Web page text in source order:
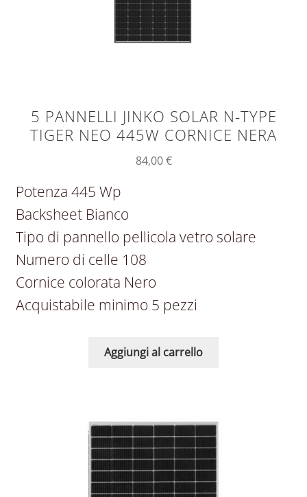
5 PANNELLI JINKO SOLAR N-TYPE
TIGER NEO 445W CORNICE NERA
84,00€
Potenza 445 Wp
Backsheet Bianco
Tipo di pannello pellicola vetro solare
Numero di celle 108
Cornice colorata Nero
Acquistabile minimo 5 pezzi
Aggiungi al carrello